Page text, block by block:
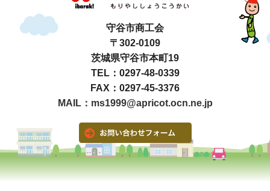
守谷市商工会
〒302-0109
茨城県守谷市本町19
TEL：0297-48-0339
FAX：0297-45-3376
MAIL：ms1999@apricot.ocn.ne.jp